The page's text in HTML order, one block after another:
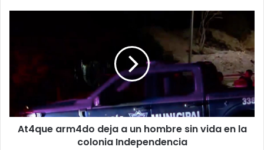
en
At4que arm4do deja a un hombre sin vida en la
colonia Independencia